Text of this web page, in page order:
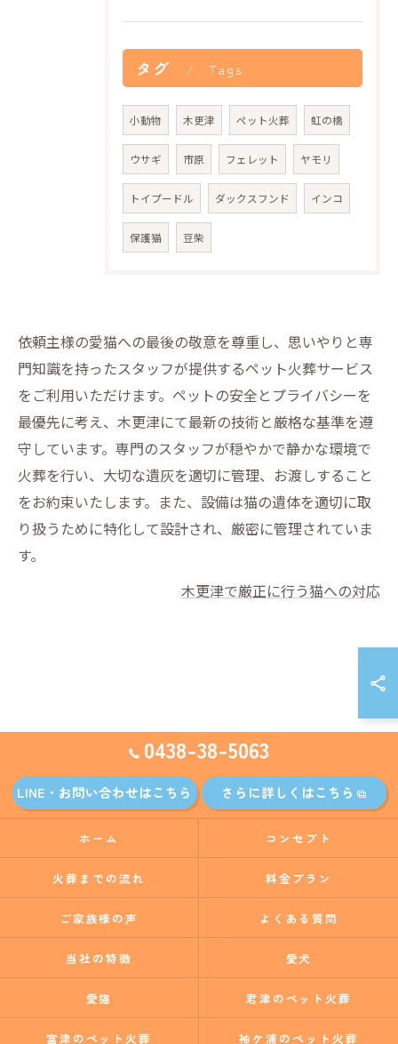
タグ Tags
小動物 木更津 ペット火葬 虹の橋
ウサギ 市原 フェレット ヤモリ
トイプードル ダックスフンド インコ
保護猫 豆柴
依頼主様の愛猫への最後の敬意を尊重し、思いやりと専
門知識を持ったスタッフが提供するペット火葬サービス
をご利用いただけます。ペットの安全とプライバシーを
最優先に考え、木更津にて最新の技術と厳格な基準を遵
守しています。専門のスタッフが穏やかで静かな環境で
火葬を行い、大切な遺灰を適切に管理、お渡しすること
をお約束いたします。また、設備は猫の遺体を適切に取
り扱うために特化して設計され、厳密に管理されていま
す。
木更津で厳正に行う猫への対応
0438-38-5063
LINE・お問い合わせはこちら さらに詳しくはこちら
ホーム コンセプト
火葬までの流れ 料金プラン
ご家族様の声 よくある質問
当社の特徴 愛犬
愛猫 君津のペット火葬
富津のペット火葬 袖ケ浦のペット火葬